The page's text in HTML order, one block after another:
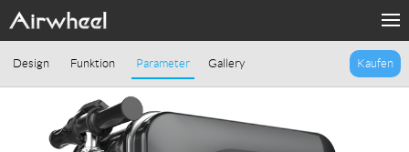
SUPORT
Design Funktion Parameter Gallery Kaufen